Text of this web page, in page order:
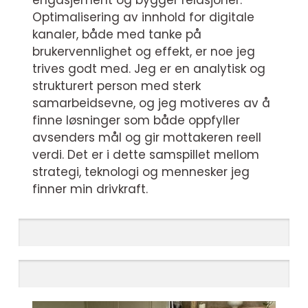
Optimalisering av innhold for digitale
kanaler, både med tanke på
brukervennlighet og effekt, er noe jeg
trives godt med. Jeg er en analytisk og
strukturert person med sterk
samarbeidsevne, og jeg motiveres av å
finne løsninger som både oppfyller
avsenders mål og gir mottakeren reell
verdi. Det er i dette samspillet mellom
strategi, teknologi og mennesker jeg
finner min drivkraft.